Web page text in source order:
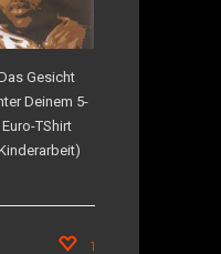
Gesicht
Deinem 5-
Euro-TShirt
1